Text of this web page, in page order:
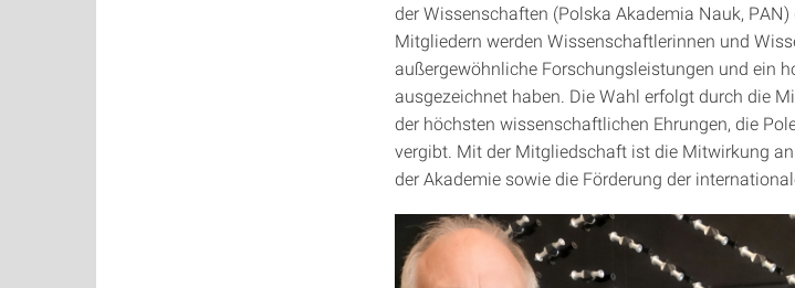
der Wissenschaften (Polska Akademia Nauk,
Mitgliedern werden Wissenschaftlerinnen und
außergewöhnliche Forschungsleistungen und ein
ausgezeichnet haben. Die Wahl erfolgt durch die
der höchsten wissenschaftlichen Ehrungen, die
vergibt. Mit der Mitgliedschaft ist die Mitwirkung
der Akademie sowie die Förderung der